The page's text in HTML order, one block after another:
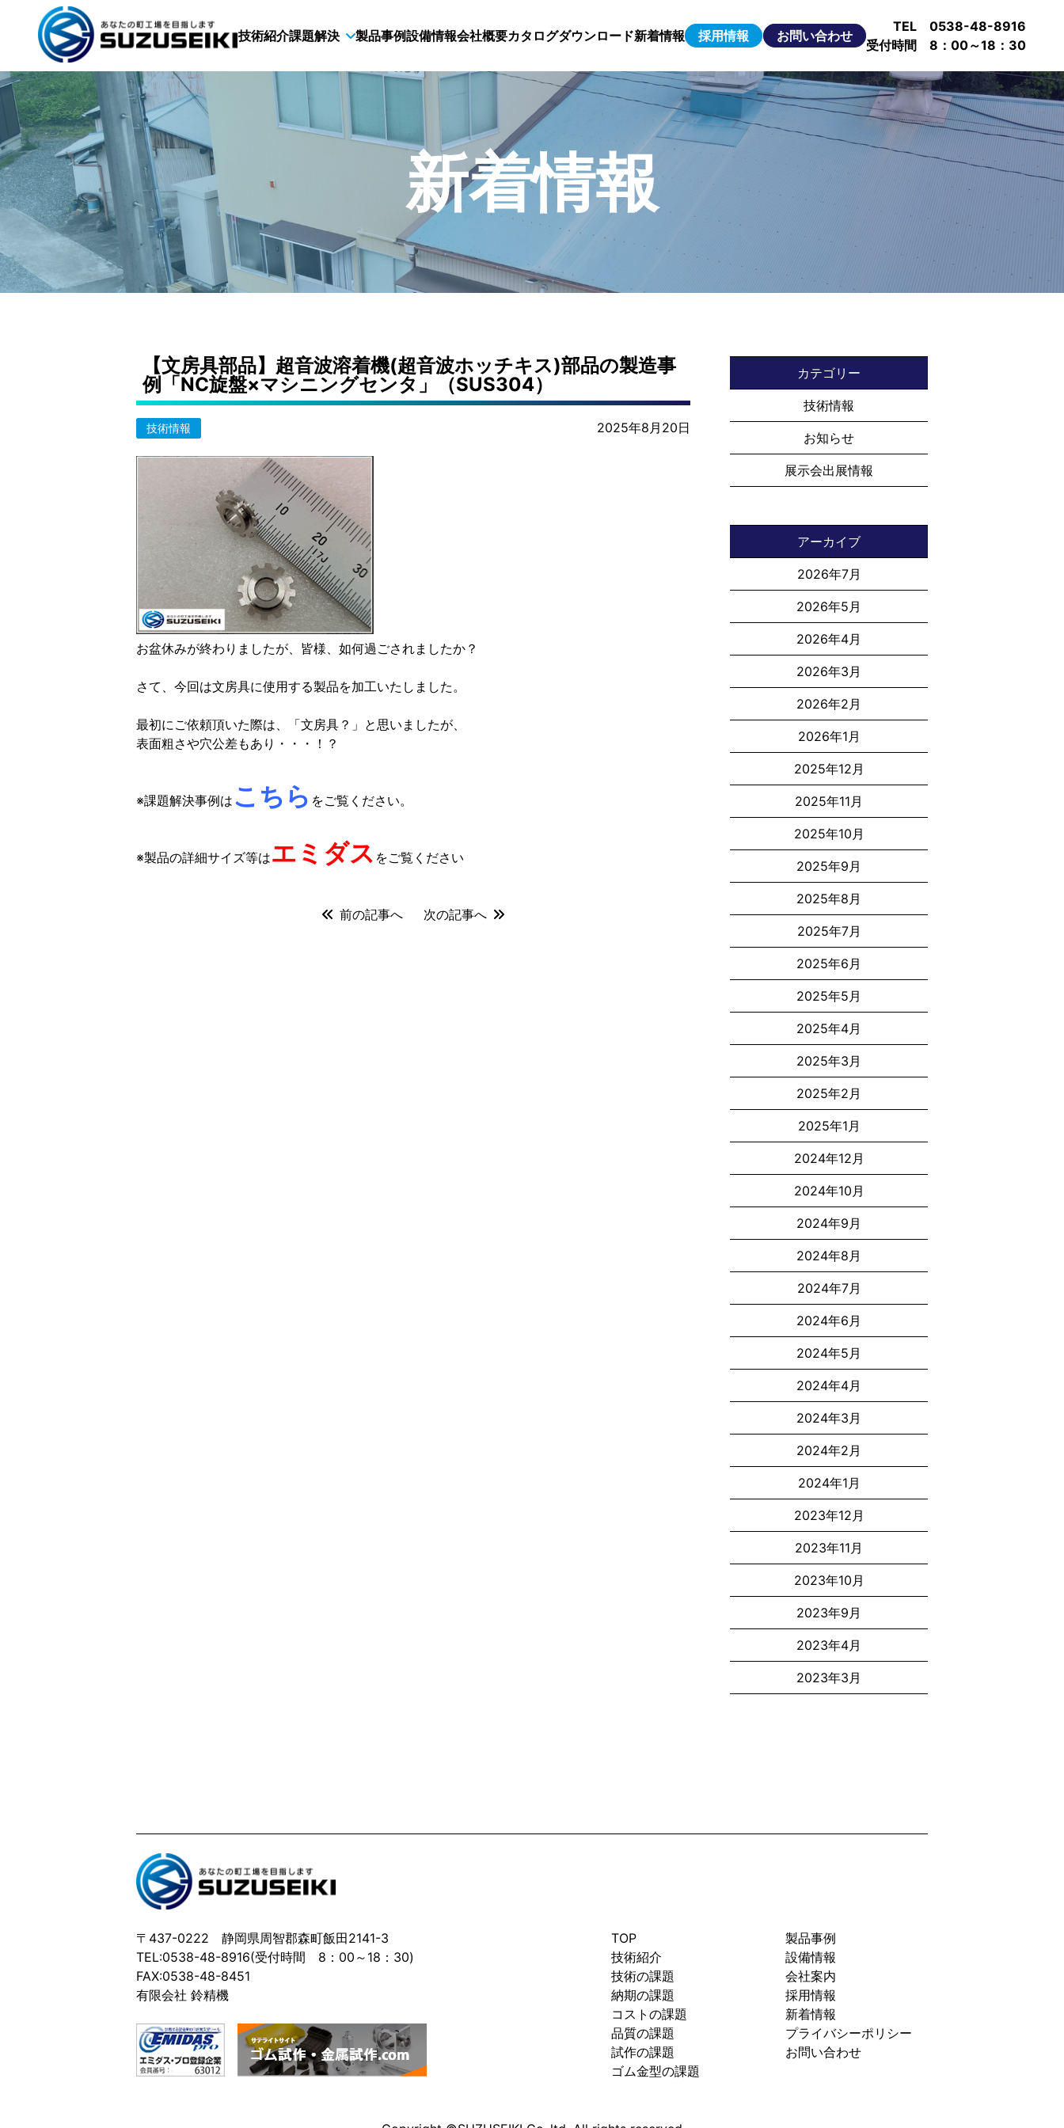
技術紹介課題解決 製品事例設備情報会社概要カタログダウンロード新着情報 採用情報 お問い合わせ
TEL 0538-48-8916
受付時間 8：00～18：30
新着情報
【文房具部品】超音波溶着機(超音波ホッチキス)部品の製造事
例「NC旋盤×マシニングセンタ」（SUS304）
技術情報 2025年8月20日
お盆休みが終わりましたが、皆様、如何過ごされましたか？
さて、今回は文房具に使用する製品を加工いたしました。
最初にご依頼頂いた際は、「文房具？」と思いましたが、
表面粗さや穴公差もあり・・・！？
※課題解決事例は こちら をご覧ください。
※製品の詳細サイズ等はエミダス をご覧ください
前の記事へ 次の記事へ
カテゴリー
技術情報
お知らせ
展示会出展情報
アーカイブ
2026年7月
2026年5月
2026年4月
2026年3月
2026年2月
2026年1月
2025年12月
2025年11月
2025年10月
2025年9月
2025年8月
2025年7月
2025年6月
2025年5月
2025年4月
2025年3月
2025年2月
2025年1月
2024年12月
2024年10月
2024年9月
2024年8月
2024年7月
2024年6月
2024年5月
2024年4月
2024年3月
2024年2月
2024年1月
2023年12月
2023年11月
2023年10月
2023年9月
2023年4月
2023年3月
〒437-0222 静岡県周智郡森町飯田2141-3
TEL:0538-48-8916(受付時間 8：00～18：30)
FAX:0538-48-8451
有限会社 鈴精機
TOP
技術紹介
技術の課題
納期の課題
コストの課題
品質の課題
試作の課題
ゴム金型の課題
製品事例
設備情報
会社案内
採用情報
新着情報
プライバシーポリシー
お問い合わせ